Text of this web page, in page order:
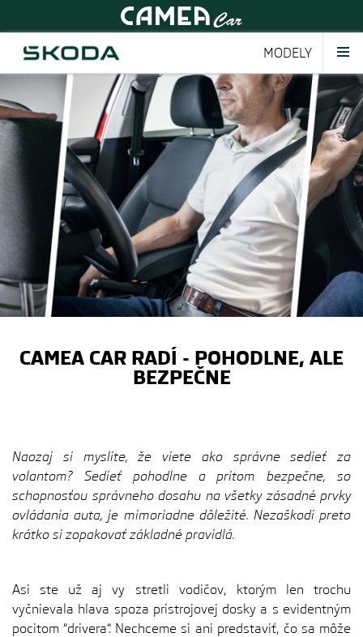
MODELY
CAMEA CAR RADÍ - POHODLNE, ALE
BEZPEČNE
Naozaj si myslíte, že viete ako správne sedieť za
volantom? Sedieť pohodlne a pritom bezpečne, so
schopnosťou správneho dosahu na všetky zásadné prvky
ovládania auta, je mimoriadne dôležité. Nezaškodí preto
krátko si zopakovať základné pravidlá.
Asi ste už aj vy stretli vodičov, ktorým len trochu
vyčnievala hlava spoza prístrojovej dosky a s evidentným
pocitom "drivera". Nechceme si ani predstaviť, čo sa môže